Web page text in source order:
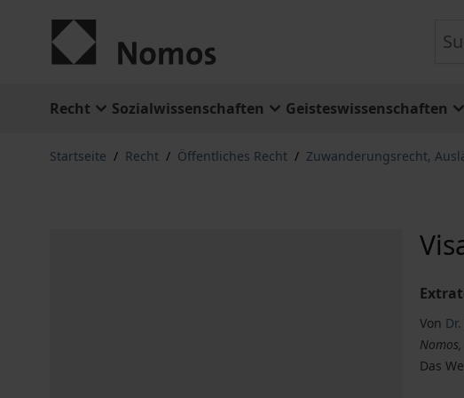
Recht Sozialwissenschaften Geisteswissenschaften
Startseite / Recht / Öffentliches Recht / Zuwanderungsrecht,
Von
Das